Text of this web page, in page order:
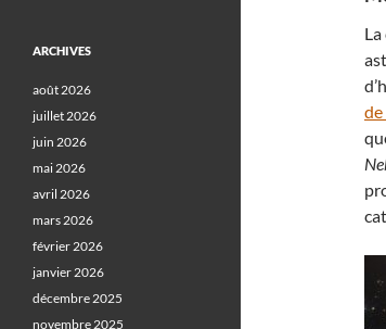
ARCHIVES
août 2026
juillet 2026
juin 2026
mai 2026
avril 2026
mars 2026
février 2026
janvier 2026
décembre 2025
novembre 2025